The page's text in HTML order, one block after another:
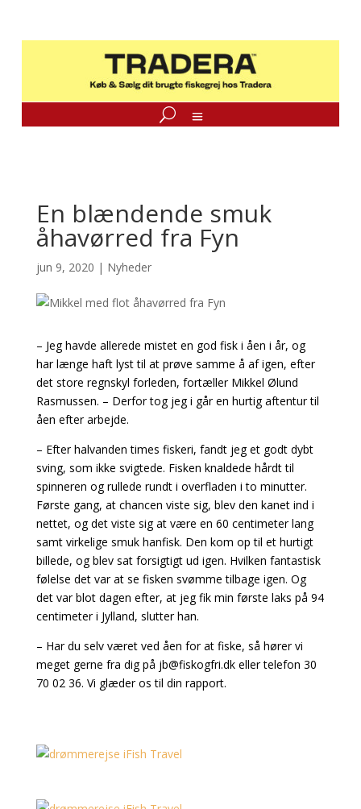
En blændende smuk
åhavørred fra Fyn
jun 9, 2020 | Nyheder
– Jeg havde allerede mistet en god fisk i åen i år, og
har længe haft lyst til at prøve samme å af igen, efter
det store regnskyl forleden, fortæller Mikkel Ølund
Rasmussen. – Derfor tog jeg i går en hurtig aftentur til
åen efter arbejde.
– Efter halvanden times fiskeri, fandt jeg et godt dybt
sving, som ikke svigtede. Fisken knaldede hårdt til
spinneren og rullede rundt i overfladen i to minutter.
Første gang, at chancen viste sig, blev den kanet ind i
nettet, og det viste sig at være en 60 centimeter lang
samt virkelige smuk hanfisk. Den kom op til et hurtigt
billede, og blev sat forsigtigt ud igen. Hvilken fantastisk
følelse det var at se fisken svømme tilbage igen. Og
det var blot dagen efter, at jeg fik min første laks på 94
centimeter i Jylland, slutter han.
– Har du selv været ved åen for at fiske, så hører vi
meget gerne fra dig på jb@fiskogfri.dkeller telefon 30
70 02 36. Vi glæder os til din rapport.